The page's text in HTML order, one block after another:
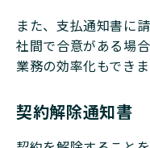
また、支払通知書に
社間で合意がある場
業務の効率化もできま
契約解除通知書